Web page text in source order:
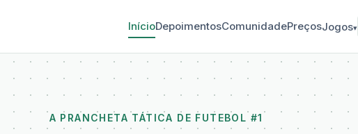
InícioDepoimentosComunidadePreçosJogos▾
A PRANCHETA TÁTICA DE FUTEBOL #1